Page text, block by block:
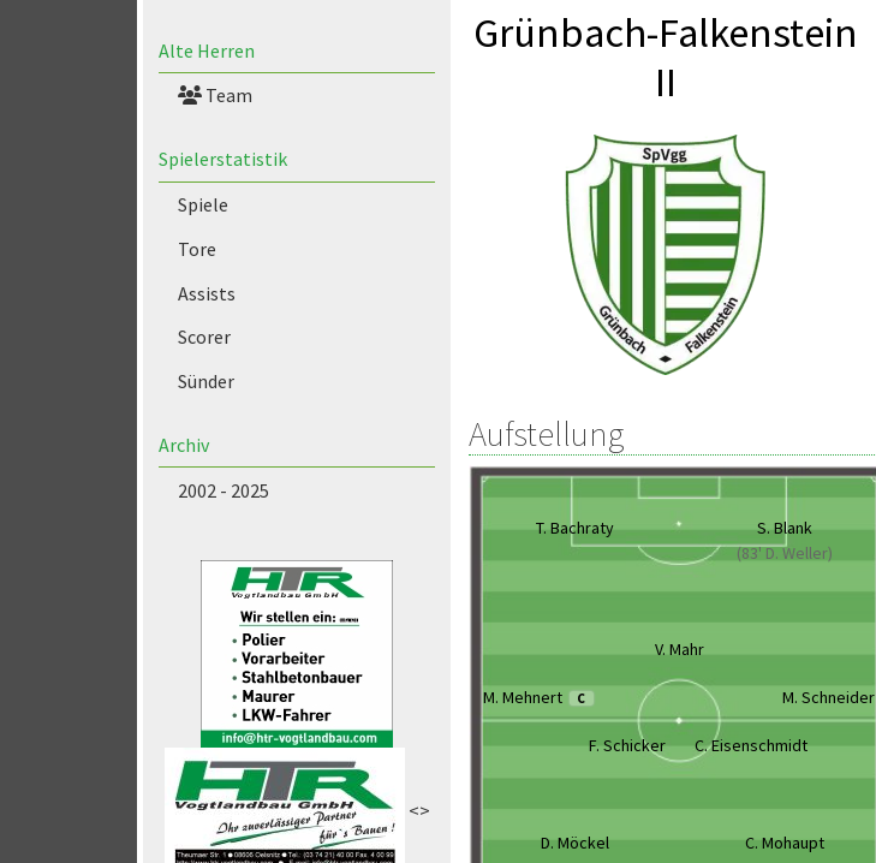
Alte Herren
Team
Spielerstatistik
Spiele
Tore
Assists
Scorer
Sünder
Archiv
2002 - 2025
<>
Grünbach-Falkenstein
II
Aufstellung
T. Bachraty
S. Blank
(83' D. Weller)
V. Mahr
M. Mehnert C M. Schneider
F. Schicker C. Eisenschmidt
D. Möckel C. Mohaupt